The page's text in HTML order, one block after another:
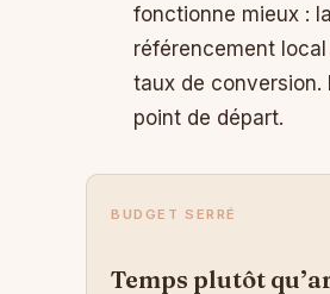
fonctionne mieux :
référencement
taux de conversion.
point de départ.
BUDGET SERRÉ
Temps plutôt